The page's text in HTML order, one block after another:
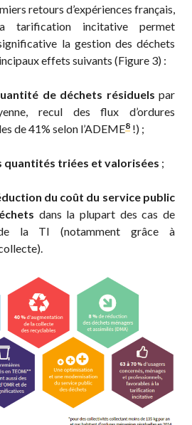
retours d’expériences français,
tarification incitative permet
la gestion des déchets
effets suivants (Figure 3) :
de déchets résiduels par
recul des flux d’ordures
de 41% selon l’ADEME8 !) ;
quantités triées et valorisées ;
du coût du service public
dans la plupart des cas de
la TI (notamment grâce à